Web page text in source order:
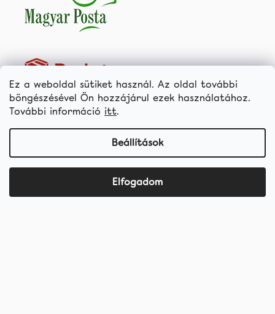
Ez a weboldal sütiket használ. Az oldal további
böngészésével Ön hozzájárul ezek használatához.
További információ itt.
Beállítások
Elfogadom
Fogfehérítő termékek
Kedvezményes csomagok
Fogkefék